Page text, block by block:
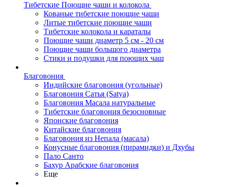
Тибетские Поющие чаши и колокола
Кованые тибетские поющие чаши
Литые тибетские поющие чаши
Тибетские колокола и караталы
Поющие чаши диаметр 5 см - 20 см
Поющие чаши большого диаметра
Стики и подушки для поющих чаш
Благовония
Индийские благовония (угольные)
Благовония Сатья (Satya)
Благовония Масала натуральные
Тибетские благовония безосновные
Японские благовония
Китайские благовония
Благовония из Непала (масала)
Конусные благовония (пирамидки) и Дхубы
Пало Санто
Бахур Арабские благовония
Еще